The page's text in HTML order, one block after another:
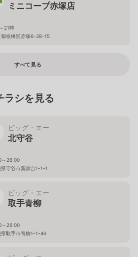
ミニコープ赤塚店
21時
都板橋区赤塚6-38-15
すべて見る
ラシを見る
ビッグ・エー
北守谷
～26:00
県守谷市薬師台1-1-1
ビッグ・エー
取手青柳
～26:00
県取手市青柳1-1-46